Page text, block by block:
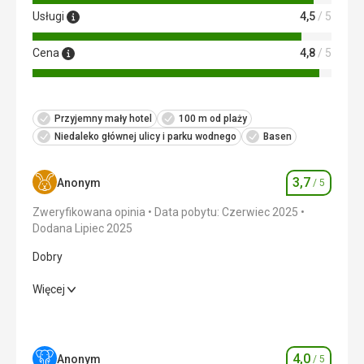
Usługi 4,5/ 5
Cena 4,8/ 5
Przyjemny mały hotel
100 m od plaży
Niedaleko głównej ulicy i parku wodnego
Basen
Anonym Ocena
3,7 / 5
Zweryfikowana opinia
Data pobytu: Czerwiec 2025
Dodana Lipiec 2025
Dobry
Dobry
Zakwaterowanie 4,0/ 5
Więcej
Anonym 4,0 / 5